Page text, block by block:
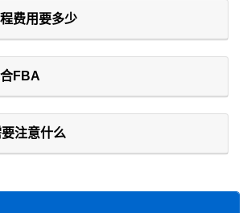
费用要多少
FBA
注意什么